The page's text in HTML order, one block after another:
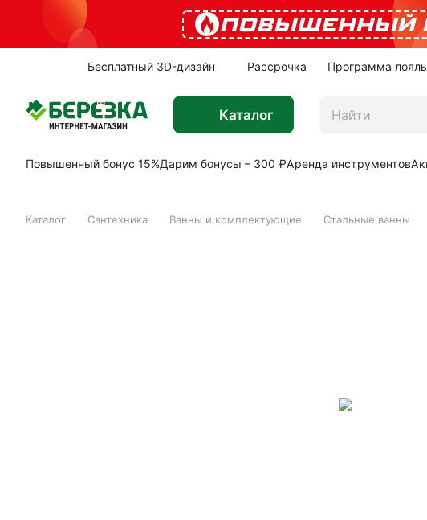
ПОВЫШЕННЫЙ
Бесплатный 3D-дизайн Рассрочка Программа
Каталог
Повышенный бонус 15%Дарим бонусы – 300 ₽Аренда инструментов
Каталог Сантехника Ванны и комплектующие Стальные ванны